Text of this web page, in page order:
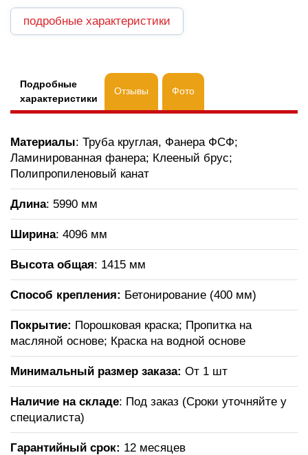
подробные характеристики
Подробные
характеристики
Отзывы Фото
Материалы: Труба круглая, Фанера ФСФ;
Ламинированная фанера; Клееный брус;
Полипропиленовый канат
Длина: 5990 мм
Ширина: 4096 мм
Высота общая: 1415 мм
Способ крепления: Бетонирование (400 мм)
Покрытие: Порошковая краска; Пропитка на
масляной основе; Краска на водной основе
Минимальный размер заказа: От 1 шт
Наличие на складе: Под заказ (Сроки уточняйте у
специалиста)
Гарантийный срок: 12 месяцев